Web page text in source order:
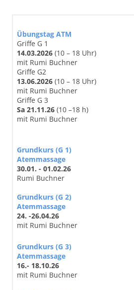
Übungstag ATM
Griffe G 1
14.03.2026 (10 – 18 Uhr)
mit Rumi Buchner
Griffe G2
13.06.2026 (10 – 18 Uhr)
mit Rumi Buchner
Griffe G 3
Sa 21.11.26 (10 –18 h)
mit Rumi Buchner
Grundkurs (G 1)
Atemmassage
30.01. - 01.02.26
Rumi Buchner
Grundkurs (G 2)
Atemmassage
24. -26.04.26
mit Rumi Buchner
Grundkurs (G 3)
Atemmassage
16.- 18.10.26
mit Rumi Buchner